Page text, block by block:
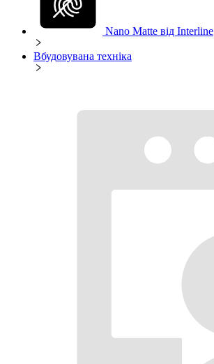
Nano Matte від Interline
Вбудовувана техніка